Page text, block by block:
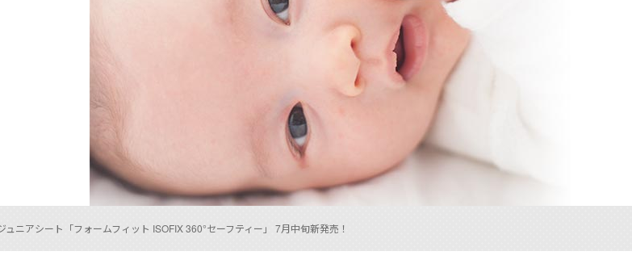
ュニアシート 「フォームフィット ISOFIX 360°セーフティー」 7月中旬新発売！